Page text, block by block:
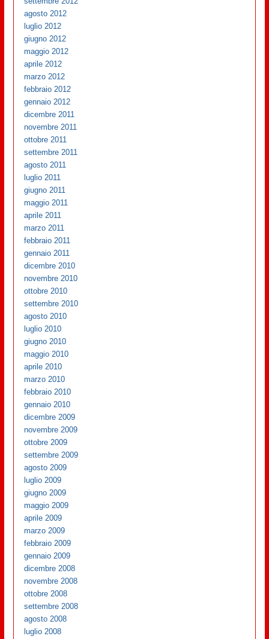
agosto 2012
luglio 2012
giugno 2012
maggio 2012
aprile 2012
marzo 2012
febbraio 2012
gennaio 2012
dicembre 2011
novembre 2011
ottobre 2011
settembre 2011
agosto 2011
luglio 2011
giugno 2011
maggio 2011
aprile 2011
marzo 2011
febbraio 2011
gennaio 2011
dicembre 2010
novembre 2010
ottobre 2010
settembre 2010
agosto 2010
luglio 2010
giugno 2010
maggio 2010
aprile 2010
marzo 2010
febbraio 2010
gennaio 2010
dicembre 2009
novembre 2009
ottobre 2009
settembre 2009
agosto 2009
luglio 2009
giugno 2009
maggio 2009
aprile 2009
marzo 2009
febbraio 2009
gennaio 2009
dicembre 2008
novembre 2008
ottobre 2008
settembre 2008
agosto 2008
luglio 2008